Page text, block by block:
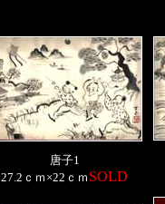
唐子1
27.2ｃｍ×22ｃｍ SOLD